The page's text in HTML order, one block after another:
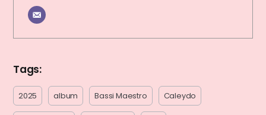
Tags:
2025 album Bassi Maestro Caleydo